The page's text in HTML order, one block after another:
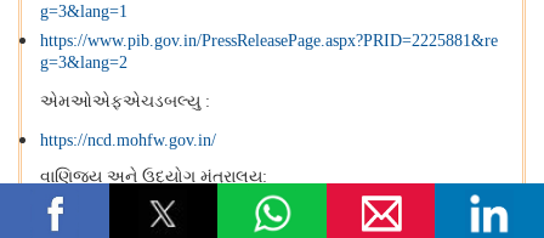
g=3&lang=1
https://www.pib.gov.in/PressReleasePage.aspx?PRID=2225881&re
g=3&lang=2
એમઓએફએચડબલ્યુ :
https://ncd.mohfw.gov.in/
વાણિજ્ય અને ઉદ્યોગ મંત્રાલય:
https://www.pib.gov.in/PressReleasePage.aspx?PRID=2225805&re